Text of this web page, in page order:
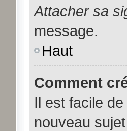
Attacher sa
message.
Haut
Comment
Il est facile
nouveau